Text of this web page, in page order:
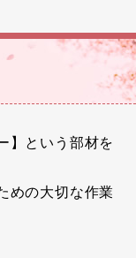
】という部材を
めの大切な作業